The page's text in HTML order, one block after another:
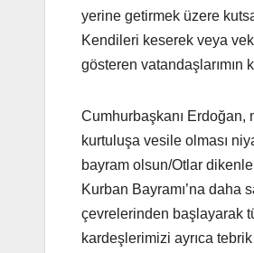
yerine getirmek üzere
Kendileri keserek veya
gösteren vatandaşlarımın
Cumhurbaşkanı Erdoğan,
kurtuluşa vesile olması
bayram olsun/Otlar
Kurban Bayramı’na daha
çevrelerinden başlayarak
kardeşlerimizi ayrıca